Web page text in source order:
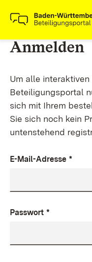
Anmelden
Um alle
Beteiligungsportal
sich mit Ihrem
Sie sich noch kein
untenstehend
E-Mail-Adresse *
Passwort *